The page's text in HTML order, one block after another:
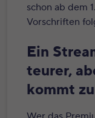
schon ab dem
Vorschriften
Ein
teurer,
kommt